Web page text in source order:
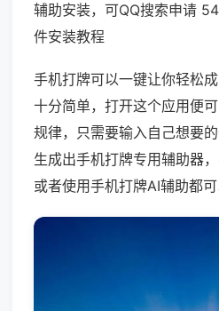
辅助安装，可QQ搜索申请
件安装教程
手机打牌可以一键让你轻松
十分简单，打开这个应用便
规律，只需要输入自己想要
生成出手机打牌专用辅助器
或者使用手机打牌AI辅助都可